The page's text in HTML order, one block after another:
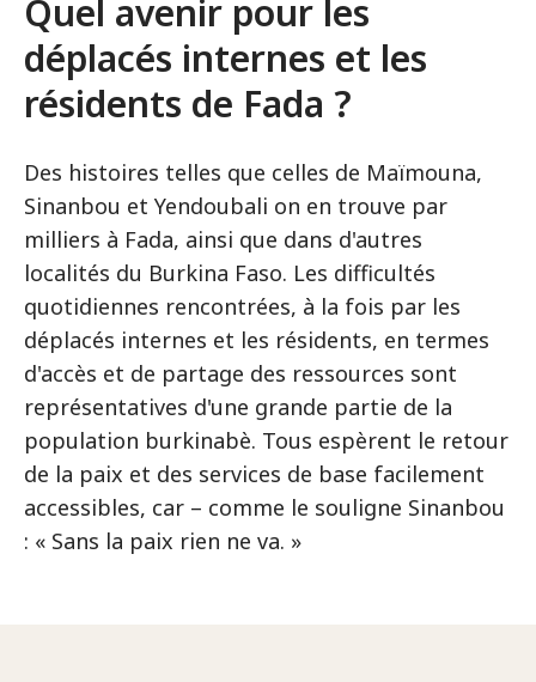
Quel avenir pour les
déplacés internes et les
résidents de Fada ?
Des histoires telles que celles de Maïmouna,
Sinanbou et Yendoubali on en trouve par
milliers à Fada, ainsi que dans d'autres
localités du Burkina Faso. Les difficultés
quotidiennes rencontrées, à la fois par les
déplacés internes et les résidents, en termes
d'accès et de partage des ressources sont
représentatives d'une grande partie de la
population burkinabè. Tous espèrent le retour
de la paix et des services de base facilement
accessibles, car – comme le souligne Sinanbou
: « Sans la paix rien ne va. »